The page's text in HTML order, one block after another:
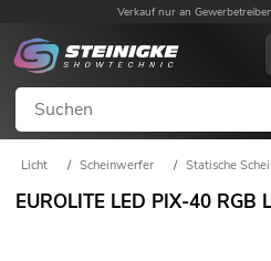
Verkauf nur an
Licht / Scheinwerfer / Statische
EUROLITE LED PIX-40 RGB